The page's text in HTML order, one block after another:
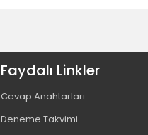
Faydalı Linkler
Cevap Anahtarları
Deneme Takvimi